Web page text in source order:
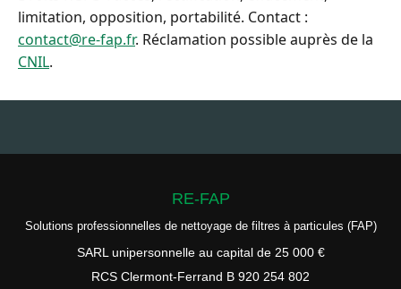
limitation, opposition, portabilité. Contact :
contact@re-fap.fr. Réclamation possible auprès de la
CNIL.
RE-FAP
Solutions professionnelles de nettoyage de filtres à particules (FAP)
SARL unipersonnelle au capital de 25 000 €
RCS Clermont-Ferrand B 920 254 802